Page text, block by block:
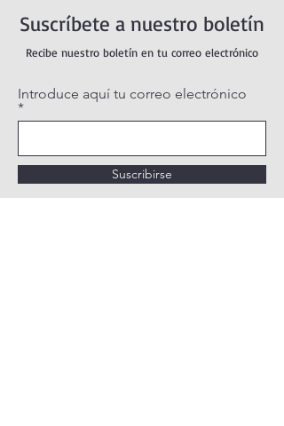
Suscríbete a nuestro boletín
Recibe nuestro boletín en tu correo electrónico
Introduce aquí tu correo electrónico
Suscribirse